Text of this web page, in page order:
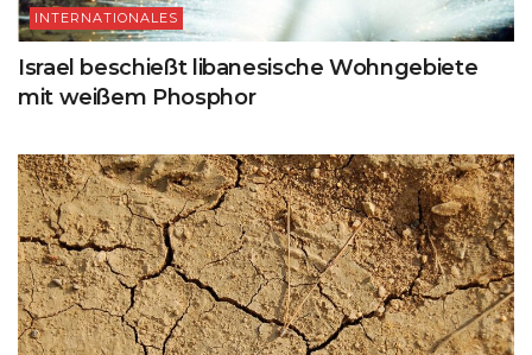
INTERNATIONALES
Israel beschießt libanesische Wohngebiete
mit weißem Phosphor